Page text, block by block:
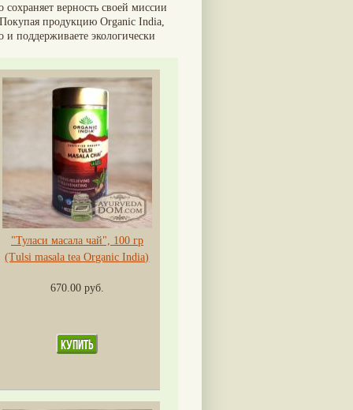
верность своей миссии
продукцию Organic India,
и поддерживаете экологически
"Туласи масала чай", 100 гр
(Tulsi masala tea Organic India)
670.00 руб.